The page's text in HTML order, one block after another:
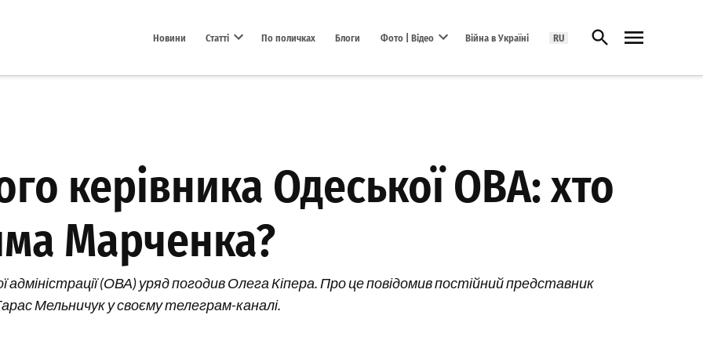
Новини Статті По поличках Блоги Фото | Відео Війна в Україні RU Відкрити пошук
керівника Одеської ОВА: хто
Марченка?
адміністрації (ОВА) уряд погодив Олега Кіпера. Про це повідомив постійний представник
Мельничук у своєму телеграм-каналі.